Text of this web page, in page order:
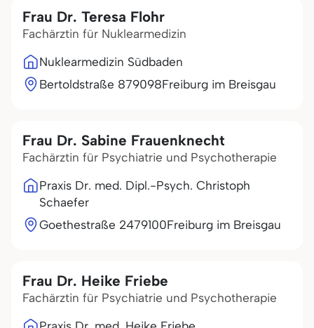
Frau Dr. Teresa Flohr
Fachärztin für Nuklearmedizin
Nuklearmedizin Südbaden
Bertoldstraße 879098Freiburg im Breisgau
Frau Dr. Sabine Frauenknecht
Fachärztin für Psychiatrie und Psychotherapie
Praxis Dr. med. Dipl.-Psych. Christoph
Schaefer
Goethestraße 2479100Freiburg im Breisgau
Frau Dr. Heike Friebe
Fachärztin für Psychiatrie und Psychotherapie